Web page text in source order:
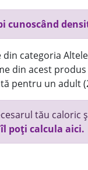
cunoscând
categoria
din acest
pentru un adult
tău caloric
îl poți calcula aici.